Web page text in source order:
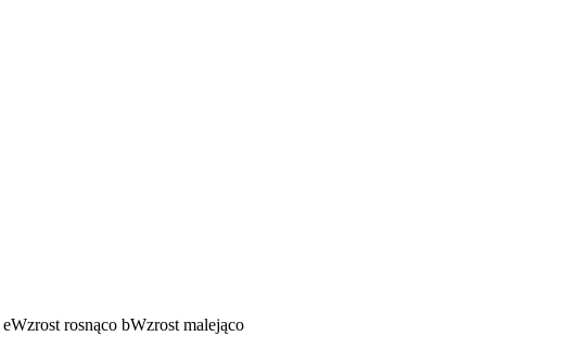
eWzrost rosnąco bWzrost malejąco